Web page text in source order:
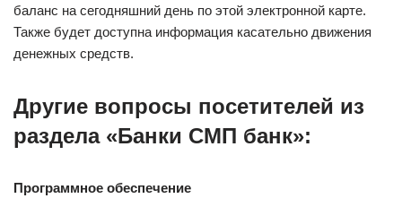
баланс на сегодняшний день по этой электронной карте.
Также будет доступна информация касательно движения
денежных средств.
Другие вопросы посетителей из
раздела «Банки СМП банк»:
Программное обеспечение